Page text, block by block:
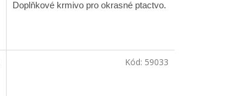
Doplňkové krmivo pro okrasné ptactvo.
Kód: 59033